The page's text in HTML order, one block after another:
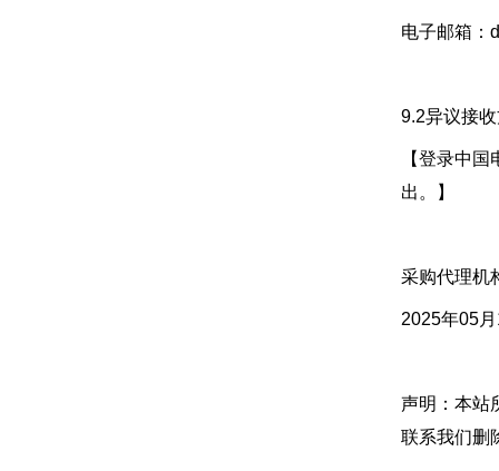
电子邮箱：
9.2异议接
【登录中
出。】
采购代理机
2025年05
声明：本站
联系我们删